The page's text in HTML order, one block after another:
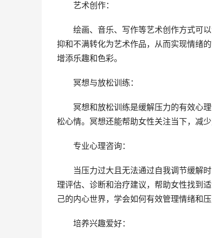
艺术创作：
绘画、音乐、写作等艺术创作方式可以
抑和不满转化为艺术作品，从而实现情绪
增添乐趣和色彩。
冥想与放松训练：
冥想和放松训练是缓解压力的有效心理
松心情。冥想还能帮助女性关注当下，减
专业心理咨询：
当压力过大且无法通过自我调节缓解时
理评估、诊断和治疗建议，帮助女性找到
己的内心世界，学会如何有效管理情绪和压
培养兴趣爱好：